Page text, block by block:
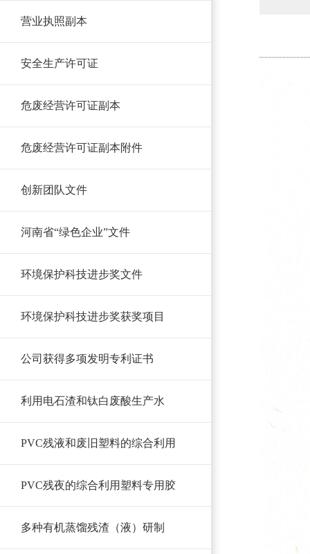
营业执照副本
安全生产许可证
危废经营许可证副本
危废经营许可证副本附件
创新团队文件
河南省“绿色企业”文件
环境保护科技进步奖文件
环境保护科技进步奖获奖项目
公司获得多项发明专利证书
利用电石渣和钛白废酸生产水
PVC残液和废旧塑料的综合利用
PVC残夜的综合利用塑料专用胶
多种有机蒸馏残渣（液）研制